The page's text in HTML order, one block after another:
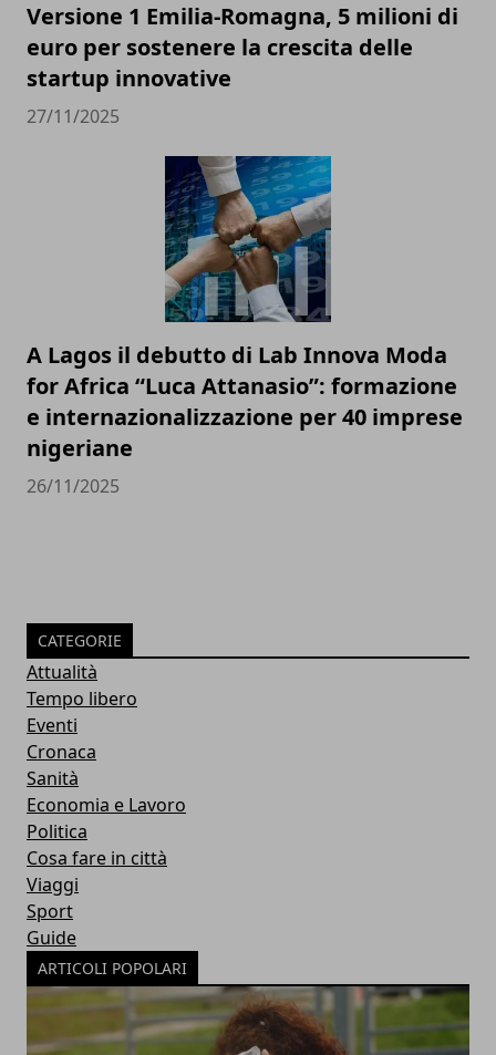
Versione 1 Emilia-Romagna, 5 milioni di
euro per sostenere la crescita delle
startup innovative
27/11/2025
A Lagos il debutto di Lab Innova Moda
for Africa “Luca Attanasio”: formazione
e internazionalizzazione per 40 imprese
nigeriane
26/11/2025
CATEGORIE
Attualità
Tempo libero
Eventi
Cronaca
Sanità
Economia e Lavoro
Politica
Cosa fare in città
Viaggi
Sport
Guide
ARTICOLI POPOLARI